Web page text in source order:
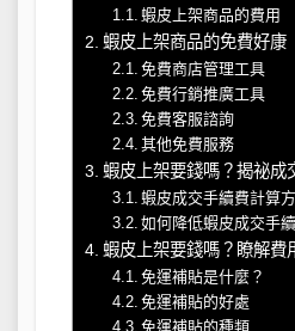
蝦皮上架商品的費用
蝦皮上架商品的免費好康
免費商店管理工具
免費行銷推廣工具
免費客服諮詢
其他免費服務
蝦皮上架要錢嗎？揭祕成
蝦皮成交手續費計算
如何降低蝦皮成交手
蝦皮上架要錢嗎？瞭解費
免運補貼是什麼？
免運補貼的好處
免運補貼的種類